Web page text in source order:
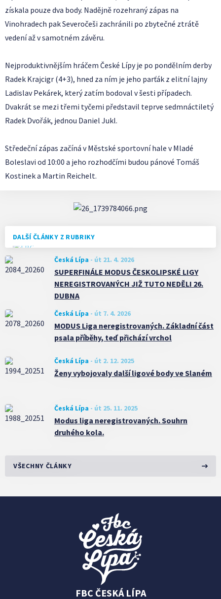
DALŠÍ ČLÁNKY Z RUBRIKY
Česká Lípa - út 21. 4. 2026
SUPERFINÁLE MODUS ČESKOLIPSKÉ LIGY
NEREGISTROVANÝCH JIŽ TUTO NEDĚLI 26.
DUBNA
Česká Lípa - út 7. 4. 2026
MODUS Liga neregistrovaných. Základní část
psala příběhy, teď přichází vrchol
Česká Lípa - út 2. 12. 2025
Ženy vybojovaly další ligové body ve Slaném
Česká Lípa - út 25. 11. 2025
Modus liga neregistrovaných. Souhrn
druhého kola.
VŠECHNY ČLÁNKY
získala pouze dva body. Nadějně rozehraný zápas na
Vinohradech pak Severočeši zachránili po zbytečné ztrátě
vedení až v samotném závěru.
Nejproduktivnějším hráčem České Lípy je po pondělním derby
Radek Krajcigr (4+3), hned za ním je jeho parťák z elitní lajny
Ladislav Pekárek, který zatím bodoval v šesti případech.
Dvakrát se mezi třemi tyčemi představil teprve sedmnáctiletý
Radek Dvořák, jednou Daniel Jukl.
Středeční zápas začíná v Městské sportovní hale v Mladé
Boleslavi od 10:00 a jeho rozhodčími budou pánové Tomáš
Kostinek a Martin Reichelt.
FBC ČESKÁ LÍPA